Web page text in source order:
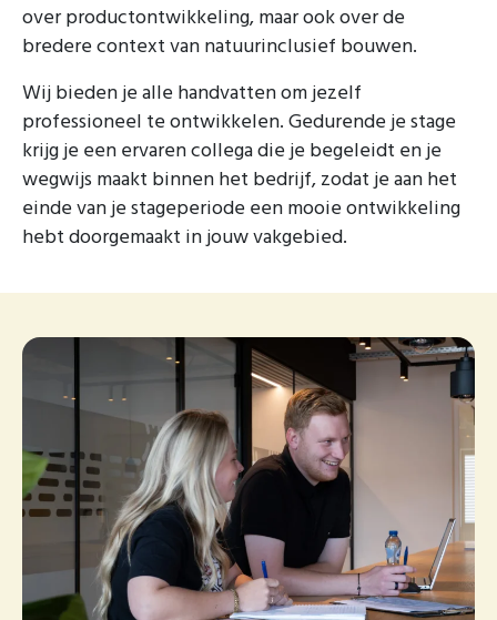
over productontwikkeling, maar ook over de
bredere context van natuurinclusief bouwen.
Wij bieden je alle handvatten om jezelf
professioneel te ontwikkelen. Gedurende je stage
krijg je een ervaren collega die je begeleidt en je
wegwijs maakt binnen het bedrijf, zodat je aan het
einde van je stageperiode een mooie ontwikkeling
hebt doorgemaakt in jouw vakgebied.